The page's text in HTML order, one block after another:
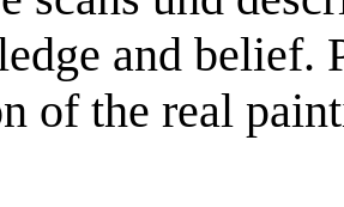
and belief.
of the real